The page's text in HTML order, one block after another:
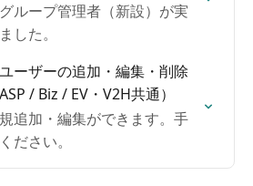
ループ管理者（新設）が実
した。
ーザーの追加・編集・削除
/ Biz / EV・V2H共通）
追加・編集ができます。手
ださい。